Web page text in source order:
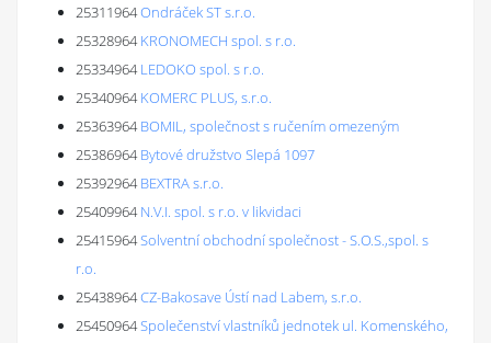
25311964Ondráček ST s.r.o.
25328964 KRONOMECH spol. s r.o.
25334964 LEDOKO spol. s r.o.
25340964 KOMERC PLUS, s.r.o.
25363964 BOMIL, společnost s ručením omezeným
25386964 Bytové družstvo Slepá 1097
25392964 BEXTRA s.r.o.
25409964 N.V.I. spol. s r.o. v likvidaci
25415964Solventní obchodní společnost - S.O.S.,spol. s
r.o.
25438964CZ-Bakosave Ústí nad Labem, s.r.o.
25450964Společenství vlastníků jednotek ul. Komenského,